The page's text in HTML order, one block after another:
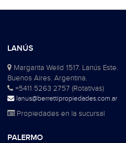
LANÚS
Margarita Weild 1517. Lanús Este.
Buenos Aires. Argentina.
+5411 5263 2757 (Rotativas)
lanus@berrettipropiedades.com.ar
Propiedades en la sucursal
PALERMO